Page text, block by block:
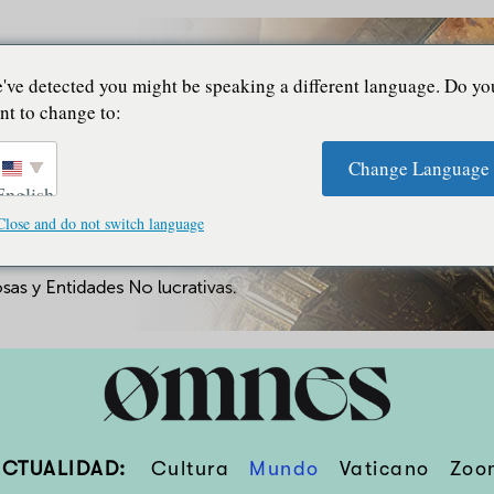
Cultura Mundo Vaticano
detected you might be speaking a different language. Do
to change to:
Change Language
and do not switch language